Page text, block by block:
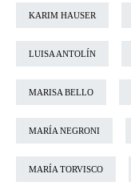
KARIM HAUSER
LUISA ANTOLÍN
MARISA BELLO
MARÍA NEGRONI
MARÍA TORVISCO